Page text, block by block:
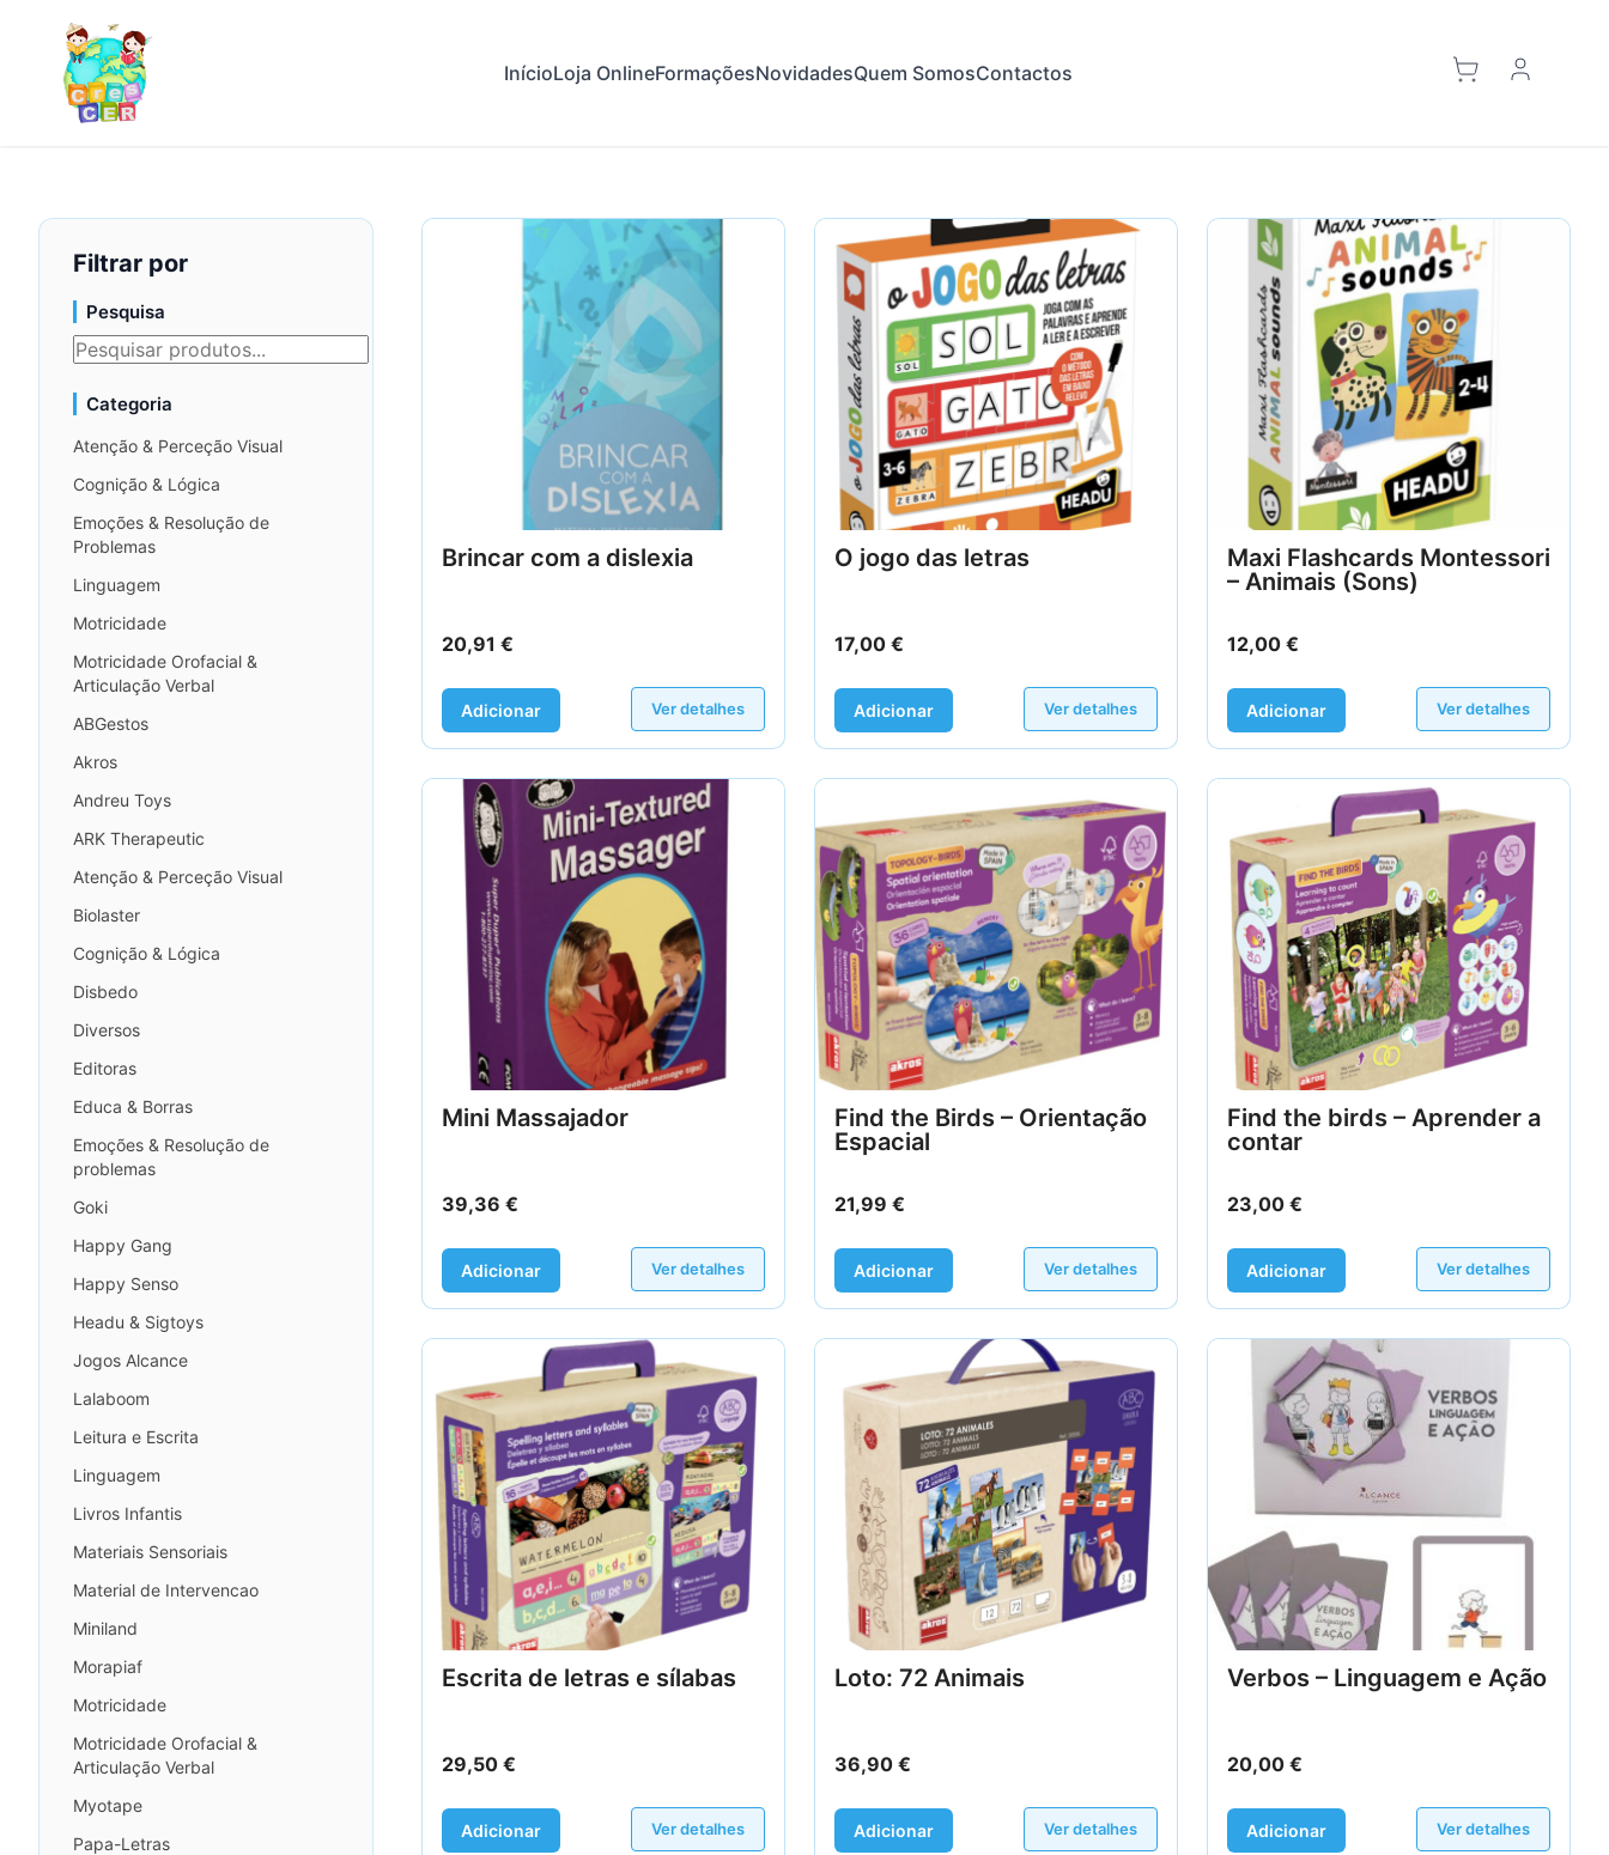
InícioLoja OnlineFormaçõesNovidadesQuem SomosContactos
Filtrar por
Pesquisa
Categoria
Atenção & Perceção Visual
Cognição & Lógica
Emoções & Resolução de
Problemas
Linguagem
Motricidade
Motricidade Orofacial &
Articulação Verbal
ABGestos
Akros
Andreu Toys
ARK Therapeutic
Atenção & Perceção Visual
Biolaster
Cognição & Lógica
Disbedo
Diversos
Editoras
Educa & Borras
Emoções & Resolução de
problemas
Goki
Happy Gang
Happy Senso
Headu & Sigtoys
Jogos Alcance
Lalaboom
Leitura e Escrita
Linguagem
Livros Infantis
Materiais Sensoriais
Material de Intervencao
Miniland
Morapiaf
Motricidade
Motricidade Orofacial &
Articulação Verbal
Myotape
Papa-Letras
Brincar com a dislexia
20,91 €
Adicionar Ver detalhes
O jogo das letras
17,00 €
Adicionar Ver detalhes
Maxi Flashcards Montessori
– Animais (Sons)
12,00 €
Adicionar Ver detalhes
Mini Massajador
39,36 €
Adicionar Ver detalhes
Find the Birds – Orientação
Espacial
21,99 €
Adicionar Ver detalhes
Find the birds – Aprender a
contar
23,00 €
Adicionar Ver detalhes
Escrita de letras e sílabas
29,50 €
Adicionar Ver detalhes
Loto: 72 Animais
36,90 €
Adicionar Ver detalhes
Verbos – Linguagem e Ação
20,00 €
Adicionar Ver detalhes